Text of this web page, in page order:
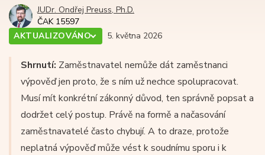
JUDr. Ondřej Preuss, Ph.D.
ČAK 15597
AKTUALIZOVÁNO
5. května 2026
Shrnutí: Zaměstnavatel nemůže dát zaměstnanci
výpověď jen proto, že s ním už nechce spolupracovat.
Musí mít konkrétní zákonný důvod, ten správně popsat a
dodržet celý postup. Právě na formě a načasování
zaměstnavatelé často chybují. A to draze, protože
neplatná výpověď může vést k soudnímu sporu i k